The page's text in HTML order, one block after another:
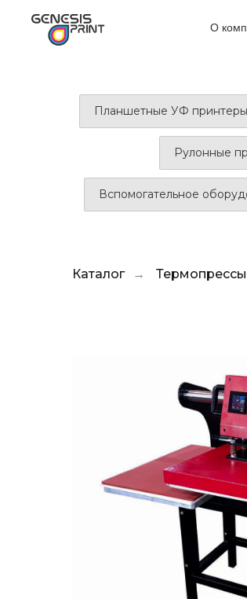
О
Планшетные УФ принтеры
Рулонные
Вспомогательное
Каталог → Термопрессы